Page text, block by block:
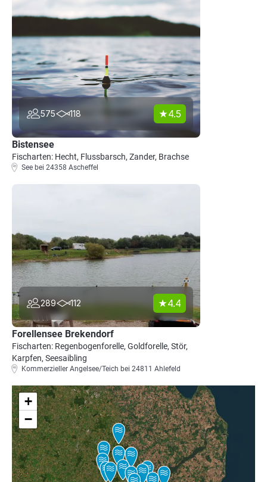
575 118 4.5
Bistensee
Fischarten: Hecht, Flussbarsch, Zander, Brachse
See bei 24358 Ascheffel
289 112 4.4
Forellensee Brekendorf
Fischarten: Regenbogenforelle, Goldforelle, Stör,
Karpfen, Seesaibling
Kommerzieller Angelsee/Teich bei 24811 Ahlefeld
+
−